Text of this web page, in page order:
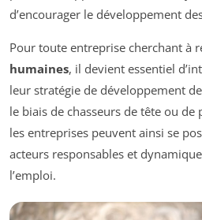
d’encourager le développement
Pour toute entreprise cherchant à
humaines, il devient essentiel
leur stratégie de développement
le biais de chasseurs de tête ou
les entreprises peuvent ainsi se
acteurs responsables et
l’emploi.